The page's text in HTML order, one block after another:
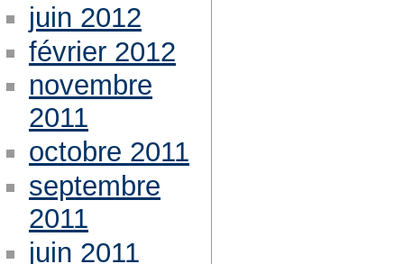
juin 2012
février 2012
novembre
2011
octobre 2011
septembre
2011
juin 2011